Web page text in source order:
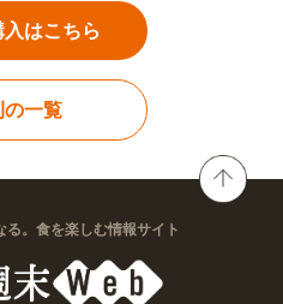
はこちら
の一覧
。食を楽しむ情報サイト